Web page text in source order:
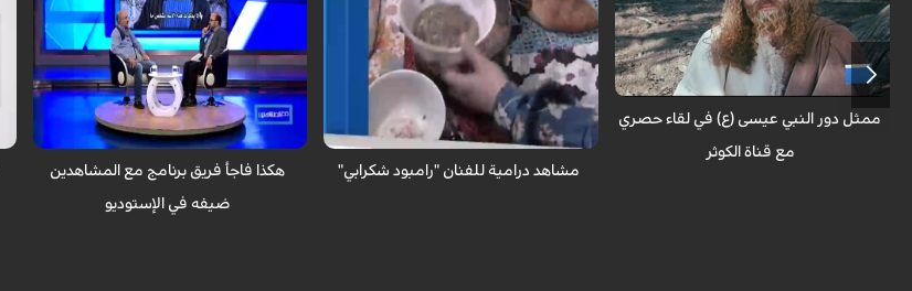
حوار خاص مع الممثل في دور المسيح في
مسلسل السيد المسيح أحمد سليماني نيا
ممثل دور النبي عيسى (ع) في لقاء حصري
مع قناة الكوثر
مع المشاهدين _ الكوثر : شاهد لقطاط درامية
من تمثيل "رامبود شكرابي"
مشاهد درامية للفنان "رامبود شكرابي"
مع المشاهدين _ الكوثر : مفاجأة جميلة من
قبل فريق مع المشاهدين للممثل "رامبود
شكرابي"
هكذا فاجأ فريق برنامج مع المشاهدين
ضيفه في الإستوديو